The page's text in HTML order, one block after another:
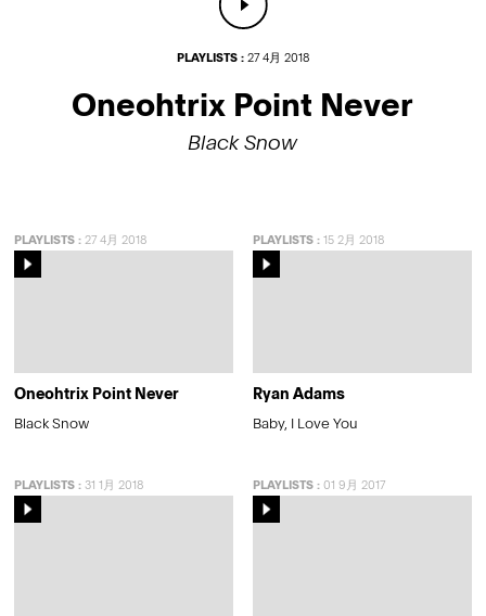
PLAYLISTS :27 4月 2018
Oneohtrix Point Never
Black Snow
PLAYLISTS : 27 4月 2018
Oneohtrix Point Never
Black Snow
PLAYLISTS:15 2月 2018
Ryan Adams
Baby, I Love You
PLAYLISTS : 31 1月 2018 PLAYLISTS:01 9月 2017